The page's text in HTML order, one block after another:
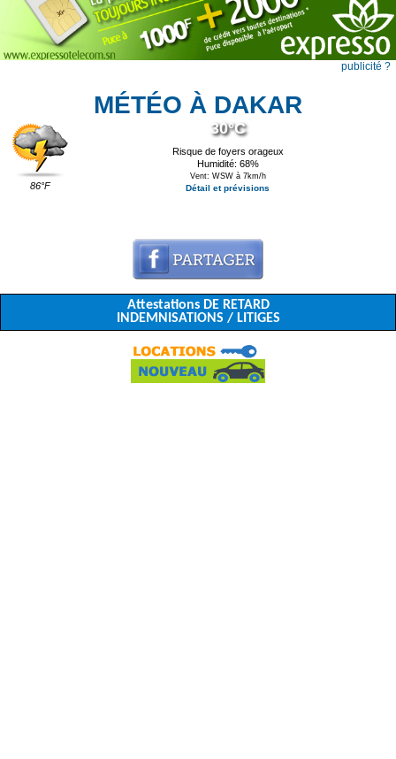
publicité ?
MÉTÉO À DAKAR
86°F
30°C
Risque de foyers orageux
Humidité: 68%
Vent: WSW à 7km/h
Détail et prévisions
Attestations DE RETARD
INDEMNISATIONS / LITIGES